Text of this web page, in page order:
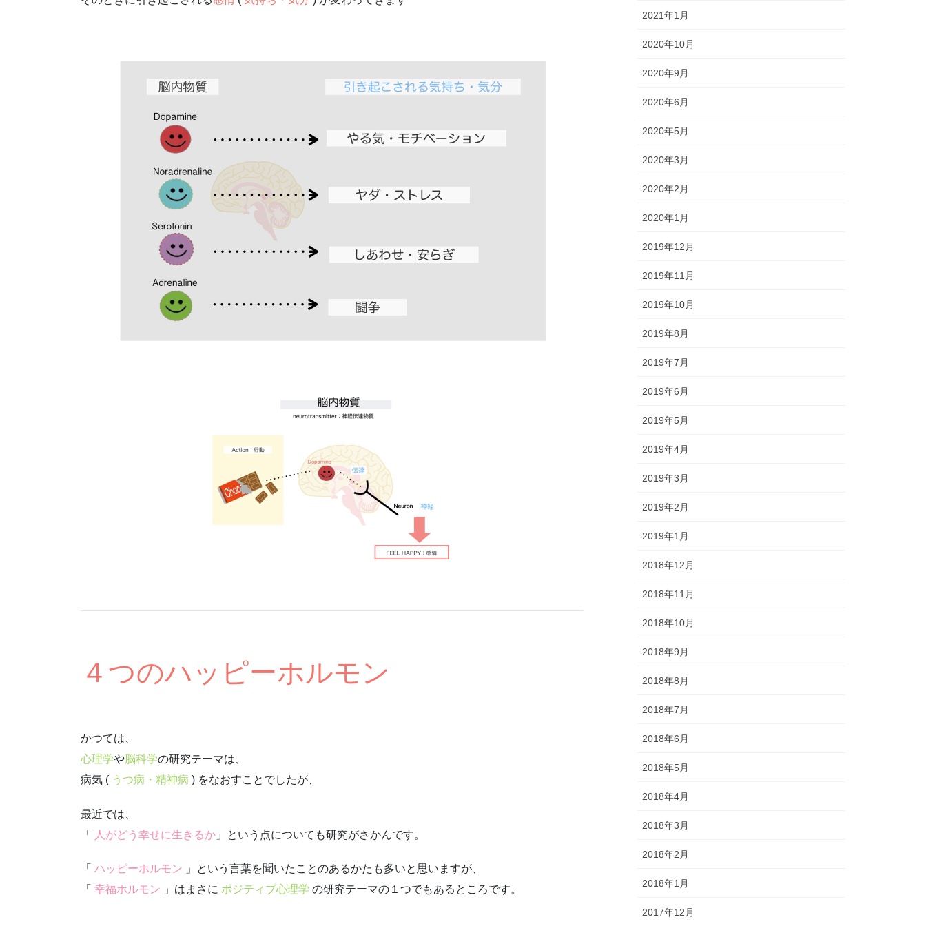
４つのハッピーホルモン
かつては、
心理学や脳科学の研究テーマは、
病気 ( うつ病・精神病 ) をなおすことでしたが、
最近では、
「
人がどう幸せに生きるか 」という点についても研究がさかんです。
「 ハッピーホルモン 」という言葉を聞いたことのあるかたも多いと思いますが、
「 幸福ホルモン 」はまさに ポジティブ心理学 の研究テーマの１つでもあるところです。
2021年1月
2020年10月
2020年9月
2020年6月
2020年5月
2020年3月
2020年2月
2020年1月
2019年12月
2019年11月
2019年10月
2019年8月
2019年7月
2019年6月
2019年5月
2019年4月
2019年3月
2019年2月
2019年1月
2018年12月
2018年11月
2018年10月
2018年9月
2018年8月
2018年7月
2018年6月
2018年5月
2018年4月
2018年3月
2018年2月
2018年1月
2017年12月